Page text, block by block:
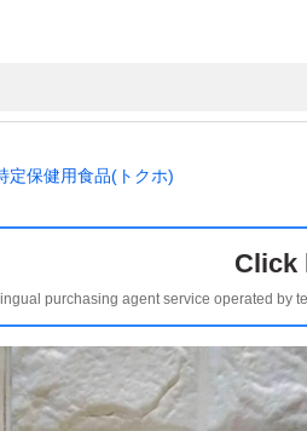
定保健用食品(トクホ)
Click
purchasing agent service operated by